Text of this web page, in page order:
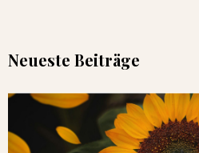
Neueste Beiträge